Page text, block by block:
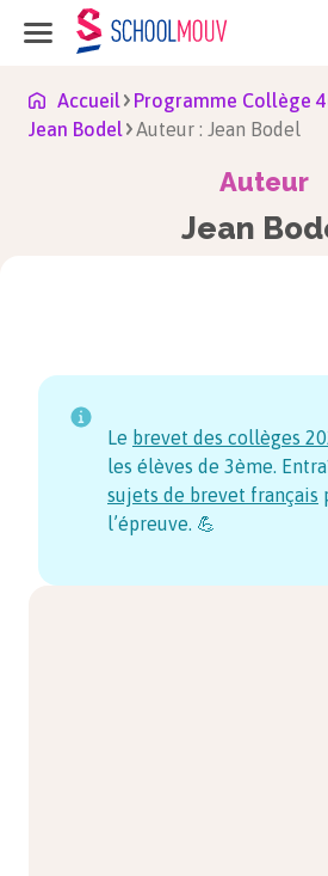
Accueil Programme Collège
Jean Bodel
Auteur : Jean Bodel
Auteur
Jean
Le brevet des collèges
les élèves de 3ème.
sujets de brevet français
l’épreuve. 💪